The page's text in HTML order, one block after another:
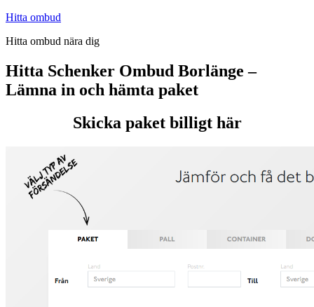
Hoppa
innehåll
Hitta ombud
Hitta ombud nära dig
Hitta Schenker Ombud Borlänge –
Lämna in och hämta paket
Skicka paket billigt här